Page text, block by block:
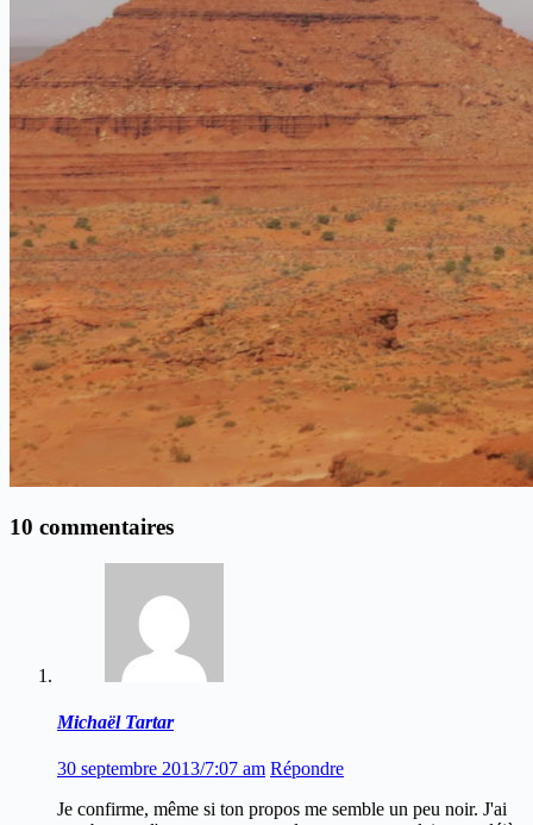
10 commentaires
Michaël Tartar
30 septembre 2013/7:07 am Répondre
Je confirme, même si ton propos me semble un peu noir. J'ai